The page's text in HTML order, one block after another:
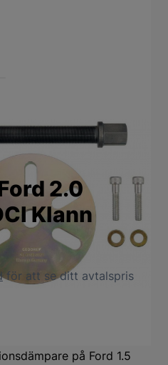
2.0
Klann
för att se ditt avtalspris
på Ford 1.5